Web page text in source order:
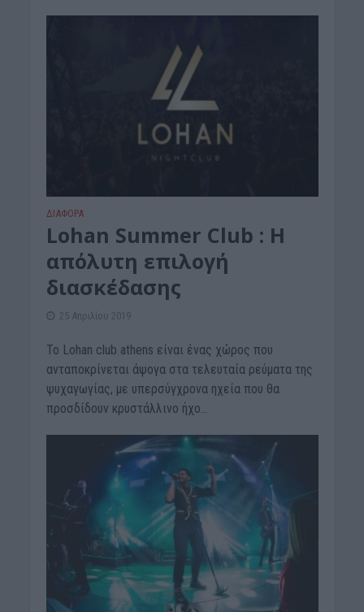
ΔΙΆΦΟΡΑ
Lohan Summer Club : H
απόλυτη επιλογή
διασκέδασης
25 Απριλίου 2019
Το Lohan club athens είναι ένας χώρος που
ανταποκρίνεται άψογα στα τελευταία ρεύματα της
ψυχαγωγίας, με υπερσύγχρονα ηχεία που θα
προσδίδουν κρυστάλλινο ήχο...